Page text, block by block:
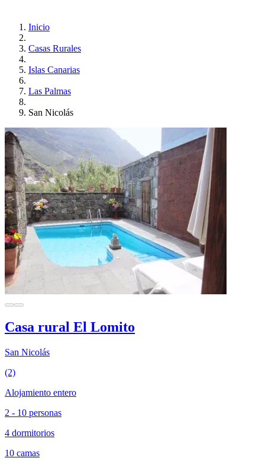
Inicio
Casas Rurales
Islas Canarias
Las Palmas
San Nicolás
Casa rural El Lomito
San Nicolás
(2)
Alojamiento entero
2 - 10 personas
4 dormitorios
10 camas